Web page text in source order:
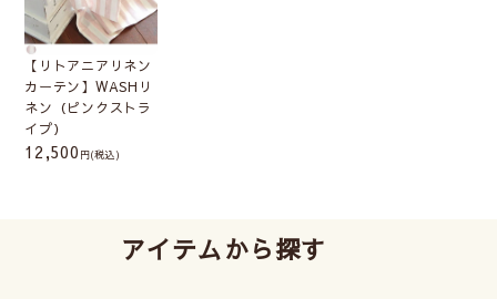
【リトアニアリネン
カーテン】WASHリ
ネン（ピンクストラ
イプ）
12,500 (税込)
アイテムから探す